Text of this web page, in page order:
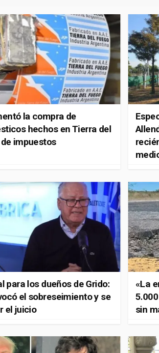
la compra de
hechos en Tierra del
impuestos
para los dueños de Grido:
el sobreseimiento y se
el juicio
«La
sin